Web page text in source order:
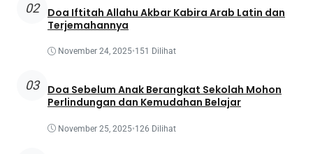
02
Doa Iftitah Allahu Akbar Kabira Arab Latin dan
Terjemahannya
November 24, 2025•151 Dilihat
03
Doa Sebelum Anak Berangkat Sekolah Mohon
Perlindungan dan Kemudahan Belajar
November 25, 2025•126 Dilihat